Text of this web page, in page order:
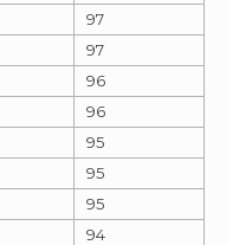
97
97
96
96
95
95
95
94